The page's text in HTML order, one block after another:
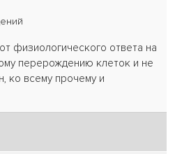
физиологического ответа на
перерождению клеток и не
ко всему прочему и